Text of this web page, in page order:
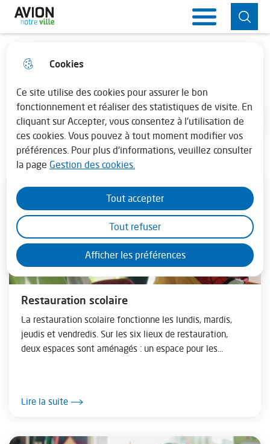
Cookies
Ce site utilise des cookies pour assurer le bon
fonctionnement et réaliser des statistiques de visite. En
cliquant sur Accepter, vous consentez à l'utilisation de
ces cookies. Vous pouvez à tout moment modifier vos
préférences. Pour plus d'informations, veuillez consulter
la page Gestion des cookies.
Afficher les préférences
Tout accepter
Tout refuser
Aller
au
menu
principal
Consulter
le plan du
site
Horaires de la mairie
Lundi : 13h30 - 17h30
Mardi au vendredi : 08h30 - 12h00 et de
13h45 - 17h30
En juillet - août la mairie est fermée le
Ville d'Avion
Accueil
Restauration scolaire
La restauration scolaire fonctionne les lundis, mardis,
jeudis et vendredis. Sur les six lieux de restauration,
deux espaces sont aménagés : un espace pour les
Lire la suite